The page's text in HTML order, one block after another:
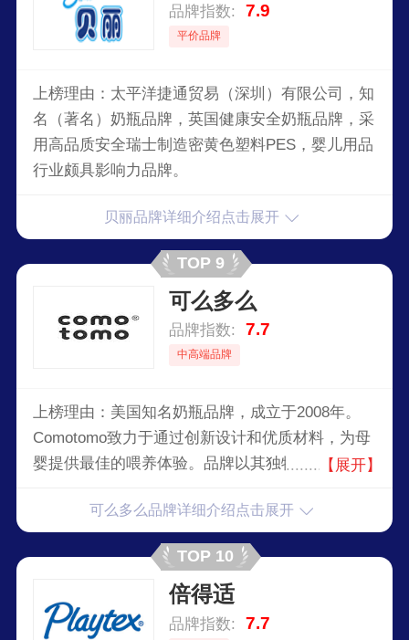
品牌指数: 7.9
平价品牌
上榜理由：太平洋捷通贸易（深圳）有限公司，知
名（著名）奶瓶品牌，英国健康安全奶瓶品牌，采
用高品质安全瑞士制造密黄色塑料PES，婴儿用品
行业颇具影响力品牌。
贝丽品牌详细介绍点击展开
TOP 9
可么多么
品牌指数: 7.7
中高端品牌
上榜理由：美国知名奶瓶品牌，成立于2008年。
Comotomo致力于通过创新设计和优质材料，为母
婴提供最佳的喂养体验。品牌以其独特的硅胶奶瓶
【展开】
可么多么品牌详细介绍点击展开
TOP 10
倍得适
品牌指数: 7.7